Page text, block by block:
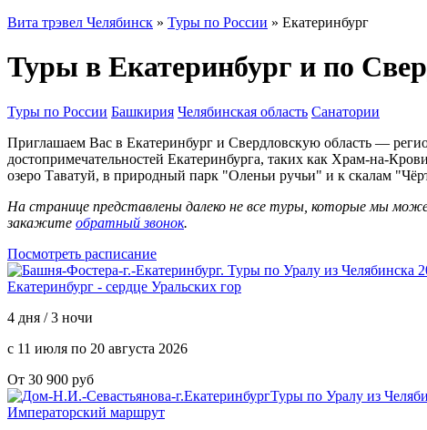
Вита трэвел Челябинск » Туры по России » Екатеринбург
Туры в Екатеринбург и по
Туры по России Башкирия Челябинская область Санатории
Приглашаем Вас в Екатеринбург и Свердловскую область —
достопримечательностей Екатеринбурга, таких как Храм-на-
озеро Таватуй, в природный парк "Оленьи ручьи" и к скалам
На странице представлены далеко не все туры, которые мы
закажите обратный звонок.
Посмотреть расписание
Екатеринбург - сердце Уральских гор
4 дня / 3 ночи
с 11 июля по 20 августа 2026
От 30 900 руб
Императорский маршрут